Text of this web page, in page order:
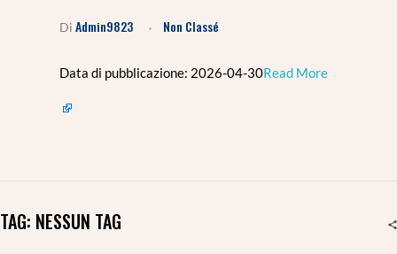
Di Admin9823 Non Classé
Data di pubblicazione: 2026-04-30​Read More
TAG: NESSUN TAG